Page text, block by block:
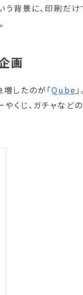
いう背景に、印刷だ
画
したのが「Qube 」。
やくじ、ガチャな